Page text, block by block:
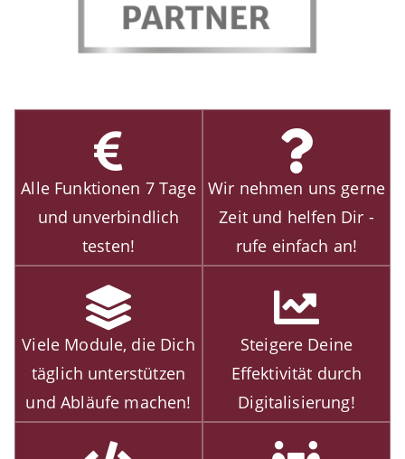
Alle Funktionen 7 Tage
und unverbindlich
testen!
Wir nehmen uns gerne
Zeit und helfen Dir -
rufe einfach an!
Viele Module, die Dich
täglich unterstützen
und Abläufe machen!
Steigere Deine
Effektivität durch
Digitalisierung!